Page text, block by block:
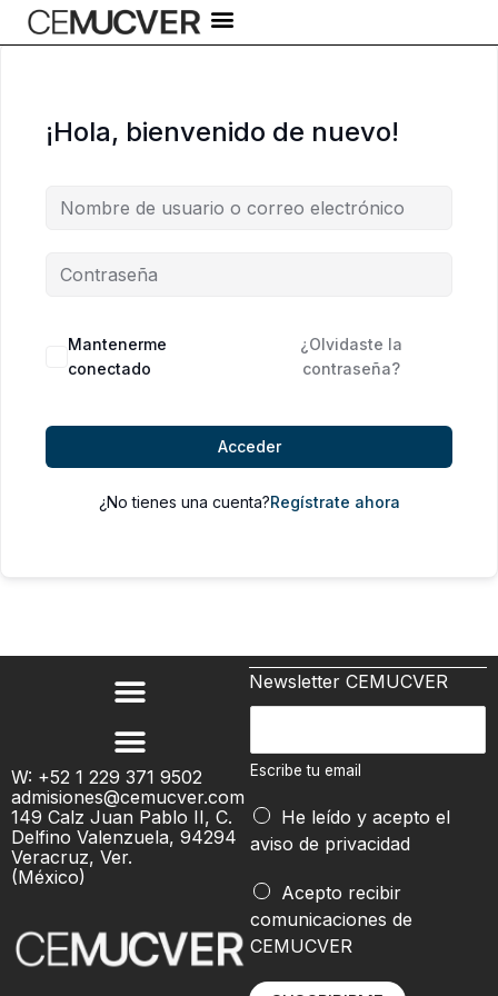
al
¡Hola, bienvenido de nuevo!
Alternative:
Mantenerme
conectado
¿Olvidaste la
contraseña?
Acceder
¿No tienes una cuenta?Regístrate ahora
W: +52 1 229 371 9502
admisiones@cemucver.com
149 Calz Juan Pablo II, C.
Delfino Valenzuela, 94294
Veracruz, Ver.
(México)
Newsletter CEMUCVER
E
c
b
e
m
a
c
i
b
e
u
e
m
Escribe tu email
He leído y acepto el
aviso de privacidad
Acepto recibir
comunicaciones de
CEMUCVER